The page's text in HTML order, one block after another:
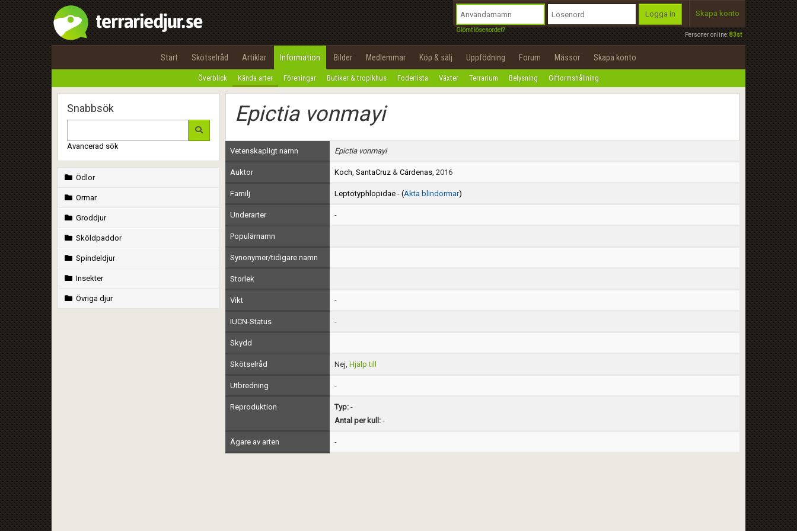
Personer online:83st
Logga in
Glömt lösenordet?
Skapa konto
Start Skötselråd Artiklar Information Bilder Medlemmar Köp & sälj Uppfödning Forum Mässor Skapa konto
Överblick Kända arter Föreningar Butiker & tropikhus Foderlista Växter Terrarium Belysning Giftormshållning
Snabbsök
Avancerad sök
Ödlor
Ormar
Groddjur
Sköldpaddor
Spindeldjur
Insekter
Övriga djur
Epictia vonmayi
Vetenskapligt namn Epictia vonmayi
Auktor Koch, SantaCruz& Cárdenas, 2016
Familj Leptotyphlopidae - (Äkta blindormar)
Underarter -
Populärnamn
Synonymer/tidigare namn
Storlek
Vikt -
IUCN-Status -
Skydd
Skötselråd Nej, Hjälp till
Utbredning -
Reproduktion Typ:-
Antal per kull:-
Ägare av arten -
Utför
100%
OK
integritetspolicy
Namn:
Epost:
Användarnamn:
Lösenord:
Privacy Policy
Terms of Service
Begär nytt lösenord
Tillbaka till förstasidan